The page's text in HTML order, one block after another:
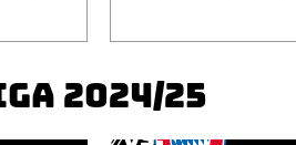
2024/25